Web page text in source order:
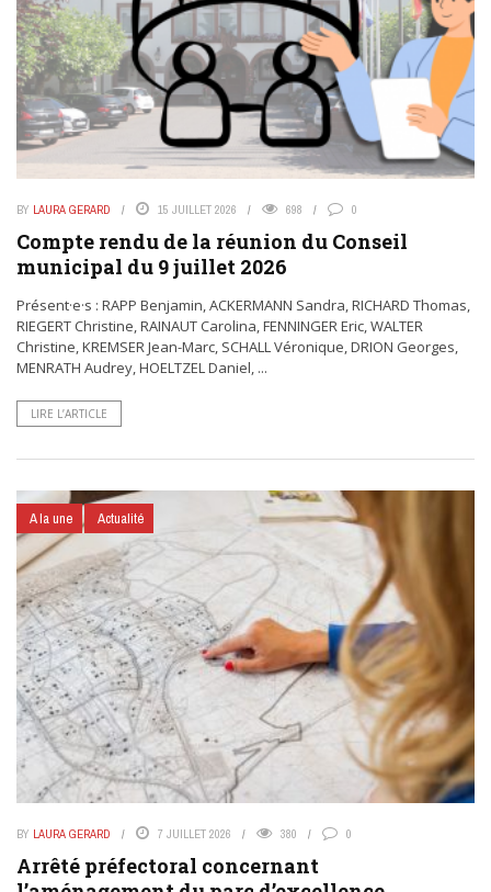
BY LAURA GERARD 15 JUILLET 2026 698 0
Compte rendu de la réunion du Conseil
municipal du 9 juillet 2026
Présent·e·s : RAPP Benjamin, ACKERMANN Sandra, RICHARD Thomas,
RIEGERT Christine, RAINAUT Carolina, FENNINGER Eric, WALTER
Christine, KREMSER Jean-Marc, SCHALL Véronique, DRION Georges,
MENRATH Audrey, HOELTZEL Daniel, ...
LIRE L’ARTICLE
A la une Actualité
BY LAURA GERARD 7 JUILLET 2026 380 0
Arrêté préfectoral concernant